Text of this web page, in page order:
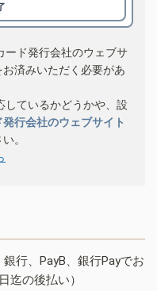
ード発行会社のウェブサ
済みいただく必要があ
しているかどうかや、設
発行会社のウェブサイト
。
行、PayB、銀行Payでお
迄の後払い）